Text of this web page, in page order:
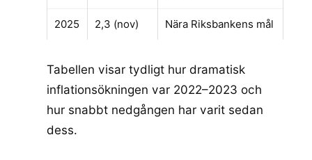
2025 2,3 (nov) Nära Riksbankens mål
Tabellen visar tydligt hur dramatisk
inflationsökningen var 2022–2023 och
hur snabbt nedgången har varit sedan
dess.